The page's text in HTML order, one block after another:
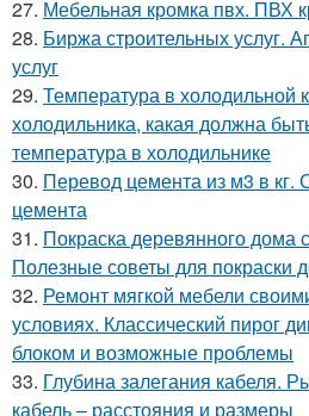
27. Мебельная кромка пвх. ПВХ
28. Биржа строительных услуг.
услуг
29. Температура в холодильной
холодильника, какая должна
температура в холодильнике
30. Перевод цемента из м3 в кг.
цемента
31. Покраска деревянного дома
Полезные советы для покраски
32. Ремонт мягкой мебели
условиях. Классический пирог
блоком и возможные проблемы
33. Глубина залегания кабеля.
кабель – расстояния и размеры